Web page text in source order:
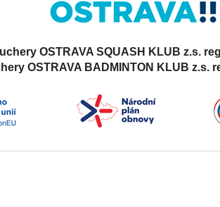
OSTRAVA SQUASH KLUB z.s.
OSTRAVA BADMINTON KLUB z.s.